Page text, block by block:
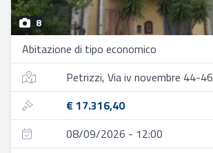
8
Abitazione di tipo economico
Petrizzi, Via iv novembre 44-46
€ 17.316,40
08/09/2026 - 12:00